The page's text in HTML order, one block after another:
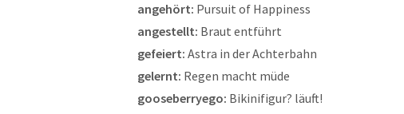
angehört: Pursuit of Happiness
angestellt: Braut entführt
gefeiert: Astra in der Achterbahn
gelernt: Regen macht müde
gooseberryego: Bikinifigur? läuft!